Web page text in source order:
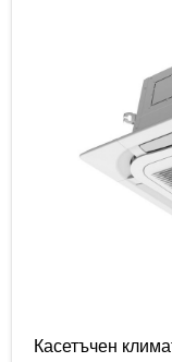
Касетъчен